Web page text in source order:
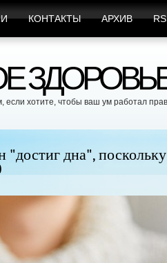
КОНТАКТЫ АРХИВ
хотите, чтобы ваш ум работал
грудь без